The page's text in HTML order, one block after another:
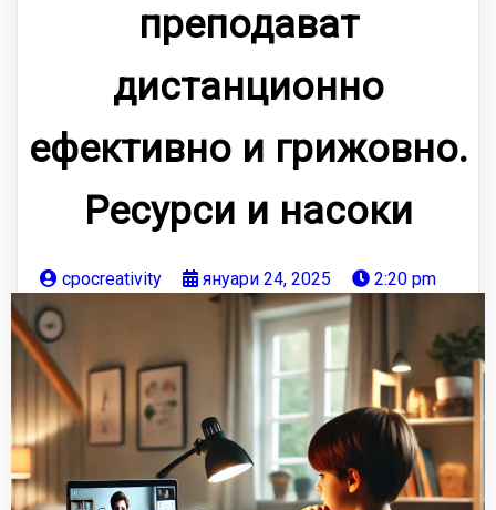
преподават
дистанционно
ефективно и грижовно.
Ресурси и насоки
cpocreativity януари 24, 2025 2:20 pm